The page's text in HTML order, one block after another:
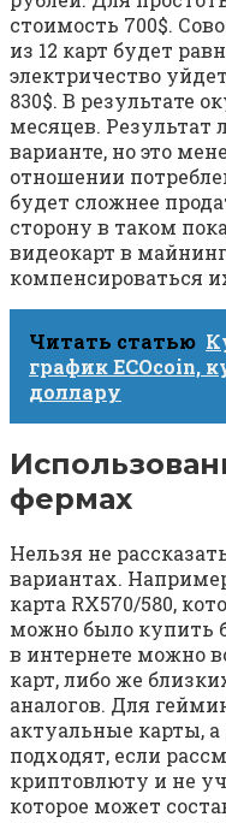
стоимость 700$.
из 12 карт будет
электричество
830$. В результате
месяцев.
варианте, но это
отношении
будет сложнее
сторону в таком
видеокарт в
компенсироваться
Читать статью
график ECOcoin,
доллару
фермах
Нельзя не
вариантах.
карта RX570/580,
можно было купить
в интернете можно
карт, либо же
аналогов. Для
актуальные карты,
подходят, если
криптовлюту и не
которое может